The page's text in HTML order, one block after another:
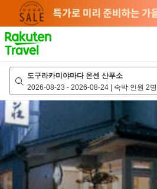
page
도구라카미야마다 온센 산푸소
2026-08-23 - 2026-08-24 | 숙박 인원 2명